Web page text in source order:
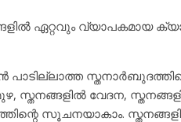
ഏറ്റവും വ്യാപകമായ
പാടില്ലാത്ത
സ്തനങ്ങളില്‍ വേദന,
സൂചനയാകാം.